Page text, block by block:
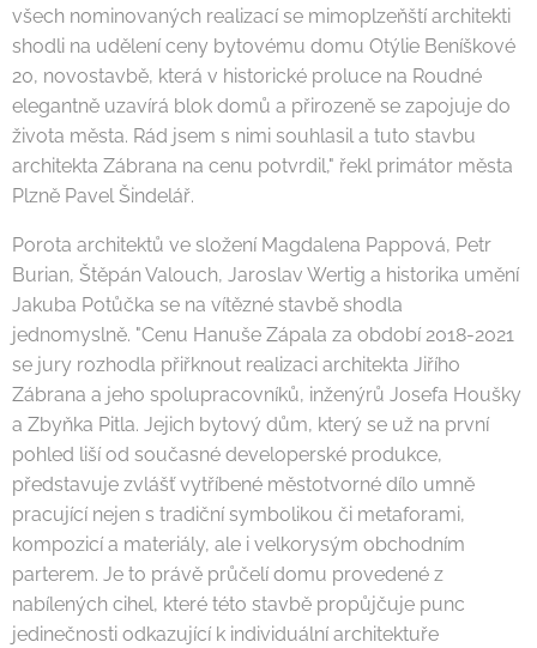
všech nominovaných realizací se mimoplzeňští architekti
shodli na udělení ceny bytovému domu Otýlie Beníškové
20, novostavbě, která v historické proluce na Roudné
elegantně uzavírá blok domů a přirozeně se zapojuje do
života města. Rád jsem s nimi souhlasil a tuto stavbu
architekta Zábrana na cenu potvrdil," řekl primátor města
Plzně Pavel Šindelář.
Porota architektů ve složení Magdalena Pappová, Petr
Burian, Štěpán Valouch, Jaroslav Wertig a historika umění
Jakuba Potůčka se na vítězné stavbě shodla
jednomyslně. "Cenu Hanuše Zápala za období 2018-2021
se jury rozhodla přiřknout realizaci architekta Jiřího
Zábrana a jeho spolupracovníků, inženýrů Josefa Houšky
a Zbyňka Pitla. Jejich bytový dům, který se už na první
pohled liší od současné developerské produkce,
představuje zvlášť vytříbené městotvorné dílo umně
pracující nejen s tradiční symbolikou či metaforami,
kompozicí a materiály, ale i velkorysým obchodním
parterem. Je to právě průčelí domu provedené z
nabílených cihel, které této stavbě propůjčuje punc
jedinečnosti odkazující k individuální architektuře